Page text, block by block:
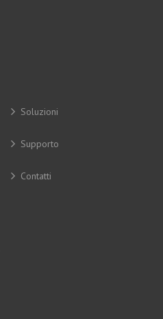
Soluzioni
Supporto
Contatti